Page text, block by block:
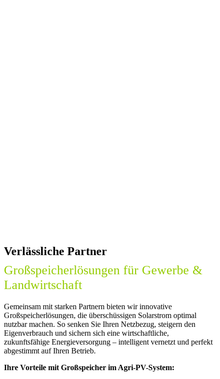
Verlässliche Partner
Großspeicherlösungen für Gewerbe &
Landwirtschaft
Gemeinsam mit starken Partnern bieten wir innovative
Großspeicherlösungen, die überschüssigen Solarstrom optimal
nutzbar machen. So senken Sie Ihren Netzbezug, steigern den
Eigenverbrauch und sichern sich eine wirtschaftliche,
zukunftsfähige Energieversorgung – intelligent vernetzt und perfekt
abgestimmt auf Ihren Betrieb.
Ihre Vorteile mit Großspeicher im Agri-PV-System: